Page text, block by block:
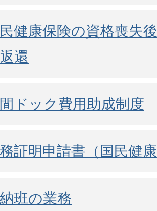
健康保険の資格喪失
還
ドック費用助成制度
証明申請書（国民健
班の業務